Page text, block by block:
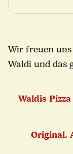
Wir freuen
Waldi und das
Waldis
Original.